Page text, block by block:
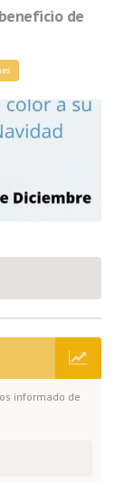
de
informado de